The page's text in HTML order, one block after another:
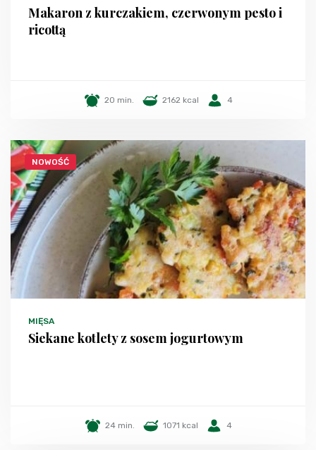
Makaron z kurczakiem, czerwonym pesto i
ricottą
20 min. 2162 kcal 4
NOWOŚĆ
MIĘSA
Siekane kotlety z sosem jogurtowym
24 min. 1071 kcal 4